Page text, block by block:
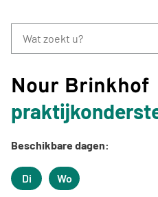
Nour Brinkhof
Beschikbare dagen:
Dinsdag
Di Woensdag
Wo